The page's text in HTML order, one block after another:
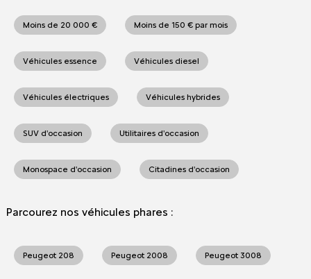
Moins de 20 000 € Moins de 150 € par mois
Véhicules essence Véhicules diesel
Véhicules électriques Véhicules hybrides
SUV d'occasion Utilitaires d'occasion
Monospace d'occasion Citadines d'occasion
Parcourez nos véhicules phares :
Peugeot 208 Peugeot 2008 Peugeot 3008